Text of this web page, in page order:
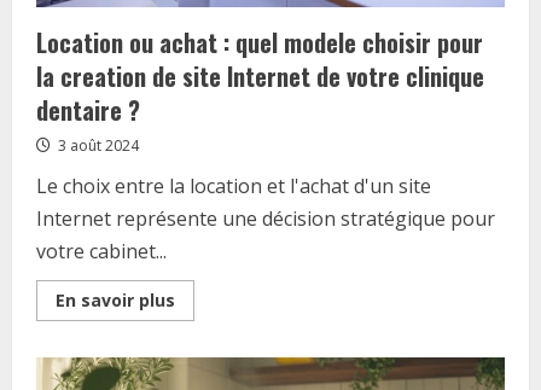
Location ou achat : quel modele choisir pour
la creation de site Internet de votre clinique
dentaire ?
3 août 2024
Le choix entre la location et l'achat d'un site
Internet représente une décision stratégique pour
votre cabinet...
En savoir plus
more